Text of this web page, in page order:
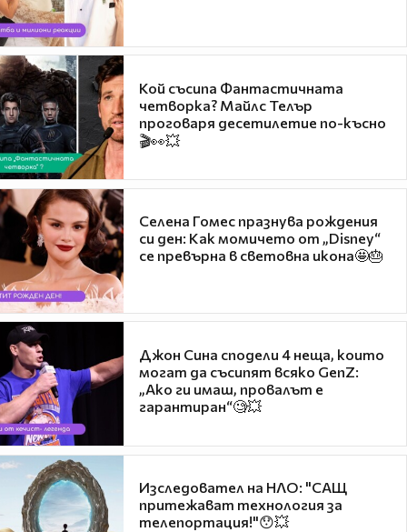
Кой съсипа Фантастичната
четворка? Майлс Телър
проговаря десетилетие по-късно
🎬👀💥
Селена Гомес празнува рождения
си ден: Как момичето от „Disney“
се превърна в световна икона🤩🎂
Джон Сина сподели 4 неща, които
могат да съсипят всяко GenZ:
„Ако ги имаш, провалът е
гарантиран“🧐💥
Изследовател на НЛО: "САЩ
притежават технология за
телепортация!"😯💥